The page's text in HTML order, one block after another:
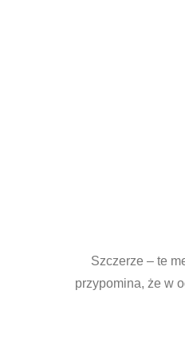
Szczerze – te
przypomina, że w